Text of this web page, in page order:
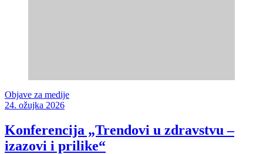
Objave za medije
24. ožujka 2026
Konferencija „Trendovi u zdravstvu –
izazovi i prilike“